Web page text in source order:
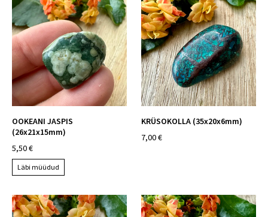
OOKEANI JASPIS
(26x21x15mm)
5,50 €
Läbi müüdud
KRÜSOKOLLA (35x20x6mm)
7,00 €